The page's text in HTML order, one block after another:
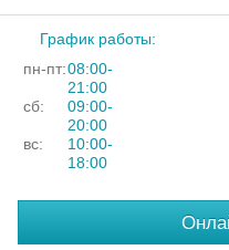
График работы:
пн-пт:08:00-
21:00
сб:
09:00-
20:00
вс:
10:00-
18:00